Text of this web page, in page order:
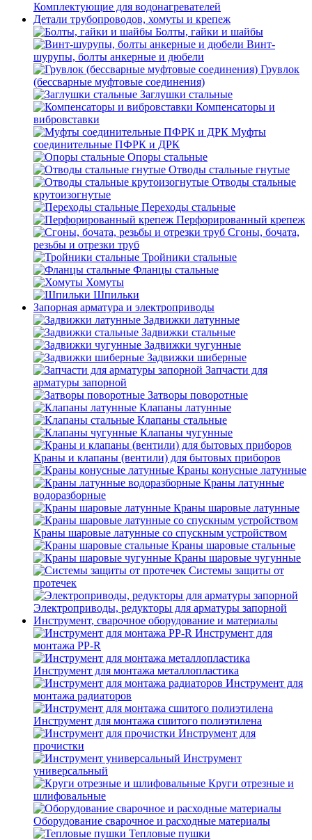
Комплектующие для водонагревателей
Детали трубопроводов, хомуты и крепеж
Болты, гайки и шайбы
Винт-
шурупы, болты анкерные и дюбели
Грувлок
(бессварные муфтовые соединения)
Заглушки стальные
Компенсаторы и
вибровставки
Муфты
соединительные ПФРК и ДРК
Опоры стальные
Отводы стальные гнутые
Отводы стальные
крутоизогнутые
Переходы стальные
Перфорированный крепеж
Сгоны, бочата,
резьбы и отрезки труб
Тройники стальные
Фланцы стальные
Хомуты
Шпильки
Запорная арматура и электроприводы
Задвижки латунные
Задвижки стальные
Задвижки чугунные
Задвижки шиберные
Запчасти для
арматуры запорной
Затворы поворотные
Клапаны латунные
Клапаны стальные
Клапаны чугунные
Краны и клапаны (вентили) для бытовых приборов
Краны конусные латунные
Краны латунные
водоразборные
Краны шаровые латунные
Краны шаровые латунные со спускным устройством
Краны шаровые стальные
Краны шаровые чугунные
Системы защиты от
протечек
Электроприводы, редукторы для арматуры запорной
Инструмент, сварочное оборудование и материалы
Инструмент для
монтажа PP-R
Инструмент для монтажа металлопластика
Инструмент для
монтажа радиаторов
Инструмент для монтажа сшитого полиэтилена
Инструмент для
прочистки
Инструмент
универсальный
Круги отрезные и
шлифовальные
Оборудование сварочное и расходные материалы
Тепловые пушки